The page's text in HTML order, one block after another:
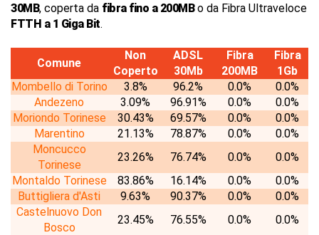
30MB, coperta da fibra fino a 200MBo da Fibra Ultraveloce
FTTH a 1 Giga Bit.
Comune
Non
Coperto
ADSL
30Mb
Fibra
200MB
Fibra
1Gb
Mombello di Torino
3.8% 96.2% 0.0%
0.0%
Andezeno
3.09% 96.91% 0.0%
0.0%
Moriondo Torinese
30.43% 69.57% 0.0%
0.0%
Marentino
21.13% 78.87% 0.0%
0.0%
Moncucco
Torinese
23.26% 76.74% 0.0%
0.0%
Montaldo Torinese
83.86% 16.14% 0.0%
0.0%
Buttigliera d'Asti
9.63% 90.37% 0.0%
0.0%
Castelnuovo Don
Bosco
23.45% 76.55% 0.0%
0.0%